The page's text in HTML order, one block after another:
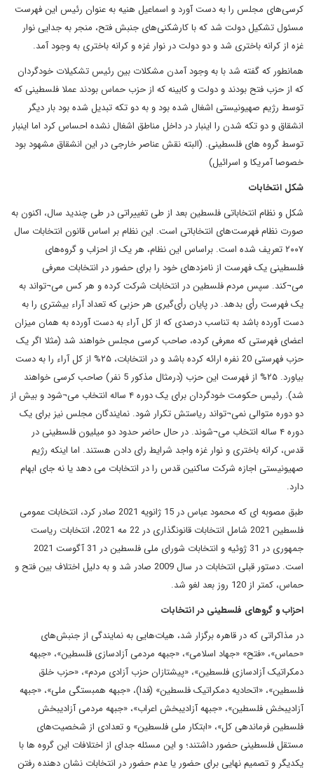
کرسی‌های مجلس را به دست آورد و اسماعیل هنیه به عنوان رئیس این فهرست
مسئول تشکیل دولت شد که با کارشکنی‌های جنبش فتح، منجر به جدایی نوار
غزه از کرانه باختری شد و دو دولت در نوار غزه و کرانه باختری به وجود آمد.
همانطور که گفته شد با به وجود آمدن مشکلات بین رئیس تشکیلات خودگردان
که از حزب فتح بودند و دولت و کابینه که از حزب حماس بودند عملا فلسطینی که
توسط رژیم صهیونیستی اشغال شده بود و به دو تکه تبدیل شده بود بار دیگر
انشقاق و دو تکه شدن را اینبار در داخل مناطق اشغال نشده احساس کرد اما اینبار
توسط گروه های فلسطینی. (البته نقش عناصر خارجی در این انشقاق مشهود بود
خصوصا آمریکا و اسرائیل)
شکل انتخابات
شکل و نظام انتخاباتی فلسطین بعد از طی تغییراتی در طی چندید سال، اکنون به
صورت نظام فهرست‌های انتخاباتی است. این نظام بر اساس قانون انتخابات سال
۲۰۰۷ تعریف شده است. براساس این نظام، هر یک از احزاب و گروه‌های
فلسطینی یک فهرست از نامزدهای خود را برای حضور در انتخابات معرفی
می¬کند. سپس مردم فلسطین در انتخابات شرکت کرده و هر کس می¬تواند به
یک فهرست رأی بدهد. در پایان رأی‌گیری هر حزبی که تعداد آراء بیشتری را به
دست آورده باشد به تناسب درصدی که از کل آراء به دست آورده به همان میزان
اعضای فهرستی که معرفی کرده، صاحب کرسی مجلس خواهند شد (مثلا اگر یک
حزب فهرستی 20 نفره ارائه کرده باشد و در انتخابات، ۲۵% از کل آراء را به دست
بیاورد. ۲۵% از فهرست این حزب (درمثال مذکور 5 نفر) صاحب کرسی خواهند
شد). رئیس حکومت خودگردان برای یک دوره ۴ ساله انتخاب می¬شود و بیش از
دو دوره متوالی نمی¬تواند ریاستش تکرار شود. نمایندگان مجلس نیز برای یک
دوره ۴ ساله انتخاب می¬شوند. در حال حاضر حدود دو میلیون فلسطینی در
قدس، کرانه باختری و نوار غزه واجد شرایط رای دادن هستند. اما اینکه رژیم
صهیونیستی اجازه شرکت ساکنین قدس را در انتخابات می دهد یا نه جای ابهام
دارد.
طبق مصوبه ای که محمود عباس در 15 ژانویه 2021 صادر کرد، انتخابات عمومی
فلسطین 2021 شامل انتخابات قانونگذاری در 22 مه 2021، انتخابات ریاست
جمهوری در 31 ژوئیه و انتخابات شورای ملی فلسطین در 31 آگوست 2021
است. دستور قبلی انتخابات در سال 2009 صادر شد و به دلیل اختلاف بین فتح و
حماس، کمتر از 120 روز بعد لغو شد.
احزاب و گروهای فلسطینی در انتخابات
در مذاکراتی که در قاهره برگزار شد، هیات‌هایی به نمایندگی از جنبش‌های
«حماس»، «فتح» «جهاد اسلامی»، «جبهه مردمی آزادسازی فلسطین»، «جبهه
دمکراتیک آزادسازی فلسطین»، «پیشتازان حزب آزادی مردم»، «حزب خلق
فلسطین»، «اتحادیه دمکراتیک فلسطین» (فدا)، «جبهه همبستگی ملی»، «جبهه
آزادیبخش فلسطین»، «جبهه آزادیبخش اعراب»، «جبهه مردمی آزادیبخش
فلسطین فرماندهی کل»، «ابتکار ملی فلسطین» و تعدادی از شخصیت‌های
مستقل فلسطینی حضور داشتند؛ و این مسئله جدای از اختلافات این گروه ها با
یکدیگر و تصمیم نهایی برای حضور یا عدم حضور در انتخابات نشان دهنده رفتن